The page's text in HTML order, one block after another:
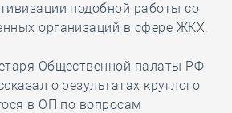
подобной работы со
организаций в сфере ЖКХ.
Общественной палаты РФ
о результатах круглого
в ОП по вопросам